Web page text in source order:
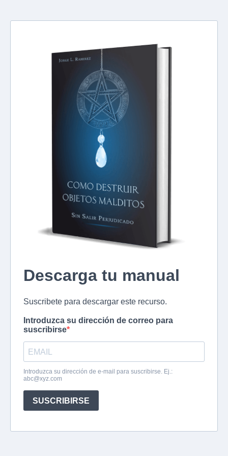
Descarga tu manual
Suscribete para descargar este recurso.
Introduzca su dirección de correo para
suscribirse
Introduzca su dirección de e-mail para suscribirse. Ej.:
abc@xyz.com
SUSCRIBIRSE